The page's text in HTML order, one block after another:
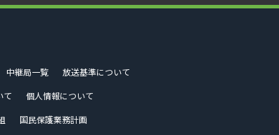
中継局一覧
放送基準について
て
個人情報について
国民保護業務計画